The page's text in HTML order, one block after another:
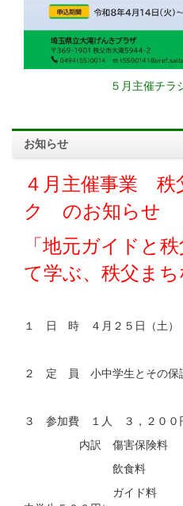
５月主催チラ
お知らせ
４月主催事業 秩
ク のお知らせ
「地元ガイドと
て学ぶ、秩父まち
１ 日 時 ４月２５日（土）
２ 定 員 小中学生とその保
３ 参加費 １人 ３，２００円
内訳 傷害保険
飲食料 １
ガイド料 １